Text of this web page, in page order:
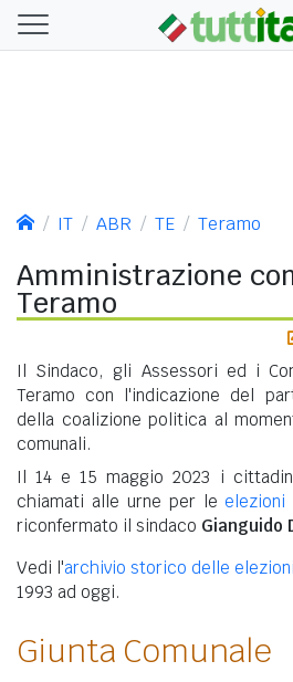
IT ABR TE Teramo
Amministrazione
Teramo
Il Sindaco, gli Assessori ed i
Teramo con l'indicazione del
della coalizione politica al
comunali.
Il 14 e 15 maggio 2023 i
chiamati alle urne per le elezioni
riconfermato il sindaco Gianguido
Vedi l'archivio storico delle
1993 ad oggi.
Giunta Comunale